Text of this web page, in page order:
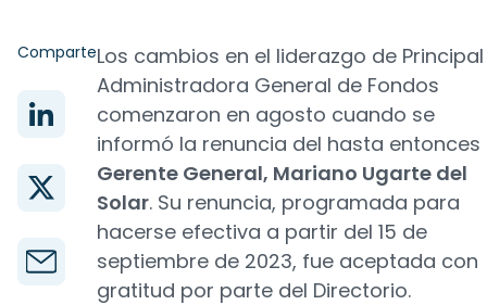
ComparteLos cambios en el liderazgo de Principal
Administradora General de Fondos
comenzaron en agosto cuando se
informó la renuncia del hasta entonces
Gerente General, Mariano Ugarte del
Solar. Su renuncia, programada para
hacerse efectiva a partir del 15 de
septiembre de 2023, fue aceptada con
gratitud por parte del Directorio.